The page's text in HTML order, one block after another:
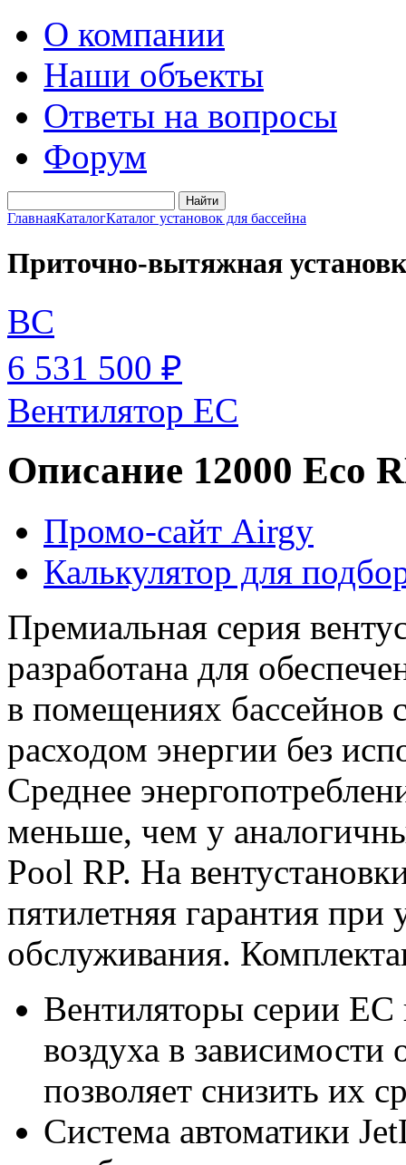
О компании
Наши объекты
Ответы на вопросы
Форум
ГлавнаяКаталогКаталог установок для бассейна
Приточно-вытяжная
BC
6 531 500 ₽
Вентилятор EC
Описание 12000 Eco
Промо-сайт Airgy
Калькулятор для
Премиальная серия
разработана для
в помещениях
расходом энергии без
Среднее
меньше, чем у
Pool RP. На
пятилетняя гарантия при
обслуживания.
Вентиляторы серии
воздуха в зависимости
позволяет снизить их
Система автоматики